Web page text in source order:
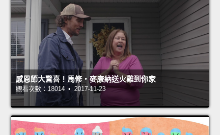
感恩節大驚喜！馬修‧麥康納送火雞到你家
觀看次數：18014 • 2017-11-23